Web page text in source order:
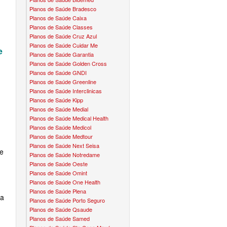
DE SAÚDE INFANTIL
SAÚDE INFANTIL
DE SAÚDE INFANTIL
PLANO DE SAÚDE INFANTIL
PLANO DE SAÚDE INFANTIL
DE SAÚDE INFANTIL
PLANO DE SAÚDE INFANTIL
PLANO DE SAÚDE INFANTIL
PLANO DE SAÚDE INFANTIL
SAÚDE INFANTIL
DE SAÚDE INFANTIL
QSAÚDE PLANO DE SAÚDE SÊNIOR
SANTA HELENA PLANO DE SAÚDE SÊNIOR
SÃO CRISTOVÃO PLANO DE SAÚDE SÊNIOR
TOTAL MEDCARE PLANO DE SAÚDE SÊNIOR
TRANSMONTANO PLANO DE SAÚDE SÊNIOR
ÚNICA PLANO DE SAÚDE SÊNIOR
UNIHOSP PLANO DE SAÚDE SÊNIOR
CONVÊNIO EM CAJAMAR
CONVÊNIO EM CARAPICUÍBA
CONVÊNIO EM COTIA
CONVÊNIO EM DIADEMA
CONVÊNIO EM FERRAZ
CONVÊNIO EM FRANCISCO MORATO
CONVÊNIO EM FRANCO DA ROCHA
CONVÊNIO EM GUARULHOS
CONVÊNIO EM ITAPEVI
CONVÊNIO EM MAUÁ
PLANO ODONTO DENTALPAR
PLANO ODONTO GREEN
PLANO ODONTO INTERODONTO
PLANO ODONTO METLIFE
PLANO ODONTO PLENA
PLANO ODONTO PREVIDENT
PLANO ODONTO ODONTOPREV
PLANO ODONTO ONE
PLANO ODONTO SÃO CRISTOVÃO
PLANO ODONTO SULAMERICA
ALLCARE
BEST LIFE
CORPORE
DIVICOM
HEBROM
LIFE CLASS
Planos de Saúde Bradesco
Planos de Saúde Caixa
Planos de Saúde Classes
Planos de Saúde Cruz Azul
Planos de Saúde Cuidar Me
Planos de Saúde Garantia
Planos de Saúde Golden Cross
Planos de Saúde GNDI
Planos de Saúde Greenline
Planos de Saúde Interclinicas
Planos de Saúde Kipp
Planos de Saúde Medial
Planos de Saúde Medical Health
Planos de Saúde Medicol
Planos de Saúde Medtour
Planos de Saúde Next Seisa
Planos de Saúde Notredame
Planos de Saúde Oeste
Planos de Saúde Omint
Planos de Saúde One Health
Planos de Saúde Plena
Planos de Saúde Porto Seguro
Planos de Saúde Qsaude
Planos de Saúde Samed